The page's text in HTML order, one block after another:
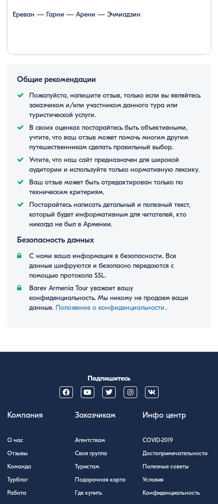
Ереван — Гарни — Арени — Эчмиадзин
Общие рекомендации
Пожалуйста, напишите отзыв, только если вы являйтесь
заказчиком и/или участником данного тура или
туристической услуги.
В своих оценках постарайтесь быть объективными,
учтите, что ваш отзыв может помочь многим другим
путешественникам сделать правильный выбор.
Учтите, что наш сайт предназначен для широкой
аудитории и используйте только нормативную лексику.
Ваш отзыв может быть отредактирован только по
техническим критериям.
Постарайтесь написать детальный и полезный текст,
который будет информативным для читателей, кто
никогда не был в Армении.
Безопасность данных
С нами ваша информация в безопасности. Все
данные шифруются и безопасно передаются с
помощью протокола SSL.
Barev Armenia Tour уважает вашу
конфиденциальность. Мы никому не продаем ваши
данные. Положение о конфиденциальности․
Подпишитесь
Компания
О нас
Отзывы
Команда
Турблог
Работа
Заказчикам
Агентствам
Своя группа
Туристам
Подарочная карта
Где купить
Инфо центр
COVID-2019
Достопримечательности
Полезные советы
Условия
Конфиденциальность